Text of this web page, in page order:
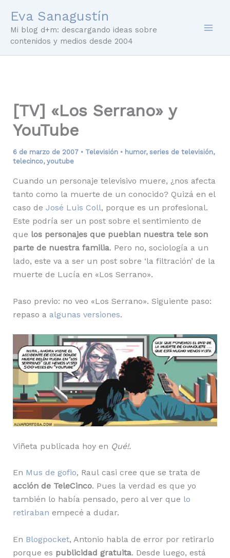
contenido
Eva Sanagustín
Mi blog d+m: descargando ideas sobre
contenidos y medios desde 2004
[TV] «Los Serrano» y
YouTube
6 de marzo de 2007 • Televisión• humor, series de televisión,
telecinco, youtube
Cuando un personaje televisivo muere, ¿nos afecta
tanto como la muerte de un conocido? Quizá en el
caso de José Luis Coll, porque es un profesional.
Este podría ser un post sobre el sentimiento de
que los personajes que pueblan nuestra tele son
parte de nuestra familia. Pero no, sociología a un
lado, este va a ser un post sobre ‘la filtración’ de la
muerte de Lucía en «Los Serrano».
Paso previo: no veo «Los Serrano». Siguiente paso:
repaso a algunas versiones.
Viñeta publicada hoy en Qué!.
En Mus de gofio, Raul casi cree que se trata de
acción de TeleCinco. Pues la verdad es que yo
también lo había pensado, pero al ver que lo
retiraban empecé a dudar.
En Blogpocket, Antonio habla de error por retirarlo
porque es publicidad gratuita. Desde luego, está